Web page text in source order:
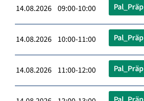
14.08.2026 09:00-10:00 Pal_Präp
14.08.2026 10:00-11:00 Pal_Präp
14.08.2026 11:00-12:00 Pal_Präp